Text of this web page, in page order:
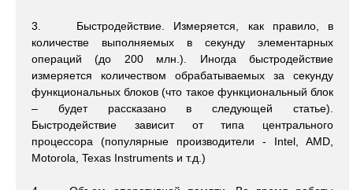
3. Быстродействие. Измеряется, как правило, в
количестве выполняемых в секунду элементарных
операций (до 200 млн.). Иногда быстродействие
измеряется количеством обрабатываемых за секунду
функциональных блоков (что такое функциональный блок
– будет рассказано в следующей статье).
Быстродействие зависит от типа центрального
процессора (популярные производители - Intel, AMD,
Motorola, Texas Instruments и т.д.)